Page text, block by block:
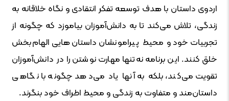
اردوی داستان با هدف توسعه تفکر انتقادی و نگاه خلاقانه به
زندگی، تلاش می‌کند تا به دانش‌آموزان بیاموزد که چگونه از
تجربیات خود و محیط پیرامونشان داستان‌هایی الهام‌بخش
خلق کنند. این برنامه نه‌تنها مهارت نوشتن را در دانش‌آموزان
تقویت می‌کند، بلکه به آنها یاد می‌دهد چگونه با نگاهی
داستان‌مند و متفاوت به زندگی و محیط اطراف خود بنگرند.